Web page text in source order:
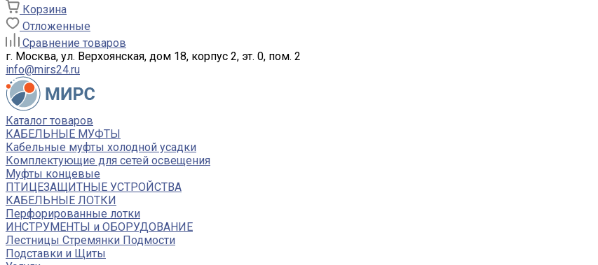
Корзина
Отложенные
Сравнение товаров
г. Москва, ул. Верхоянская, дом 18, корпус 2, эт. 0, пом. 2
info@mirs24.ru
Каталог товаров
КАБЕЛЬНЫЕ МУФТЫ
Кабельные муфты холодной усадки
Комплектующие для сетей освещения
Муфты концевые
ПТИЦЕЗАЩИТНЫЕ УСТРОЙСТВА
КАБЕЛЬНЫЕ ЛОТКИ
Перфорированные лотки
ИНСТРУМЕНТЫ и ОБОРУДОВАНИЕ
Лестницы Стремянки Подмости
Подставки и Щиты